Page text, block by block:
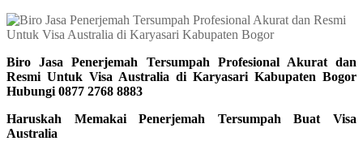
Biro Jasa Penerjemah Tersumpah Profesional Akurat dan
Resmi Untuk Visa Australia di Karyasari Kabupaten Bogor
Hubungi 0877 2768 8883
Haruskah Memakai Penerjemah Tersumpah Buat Visa
Australia